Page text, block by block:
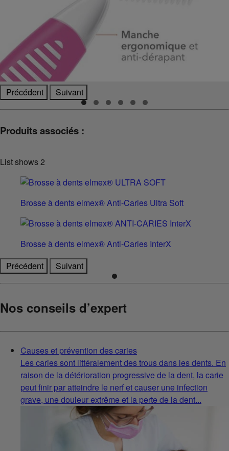
Précédent Suivant
Produits associés :
List shows2
Brosse à dents elmex® Anti-Caries Ultra Soft
Brosse à dents elmex® Anti-Caries InterX
Précédent
Suivant
Nos conseils d’expert
Causes et prévention des caries
Les caries sont littéralement des trous dans les dents. En
raison de la détérioration progressive de la dent, la carie
peut finir par atteindre le nerf et causer une infection
grave, une douleur extrême et la perte de la dent...